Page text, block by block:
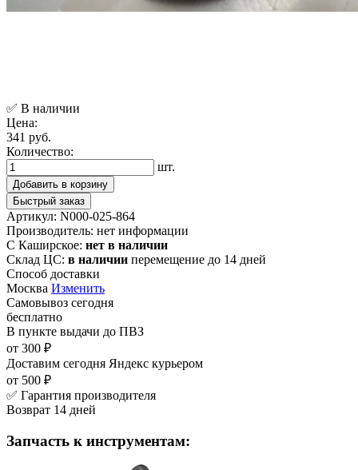
✅ В наличии
Цена:
341 руб.
Количество:
шт.
Добавить в корзину
Быстрый заказ
Артикул: N000-025-864
Производитель: нет информации
С Каширское: нет в наличии
Склад ЦС: в наличии перемещение до 14 дней
Способ доставки
Москва Изменить
Самовывоз сегодня
бесплатно
В пункте выдачи до ПВЗ
от 300 ₽
Доставим сегодня Яндекс курьером
от 500 ₽
✅ Гарантия производителя
Возврат 14 дней
Запчасть к инструментам: